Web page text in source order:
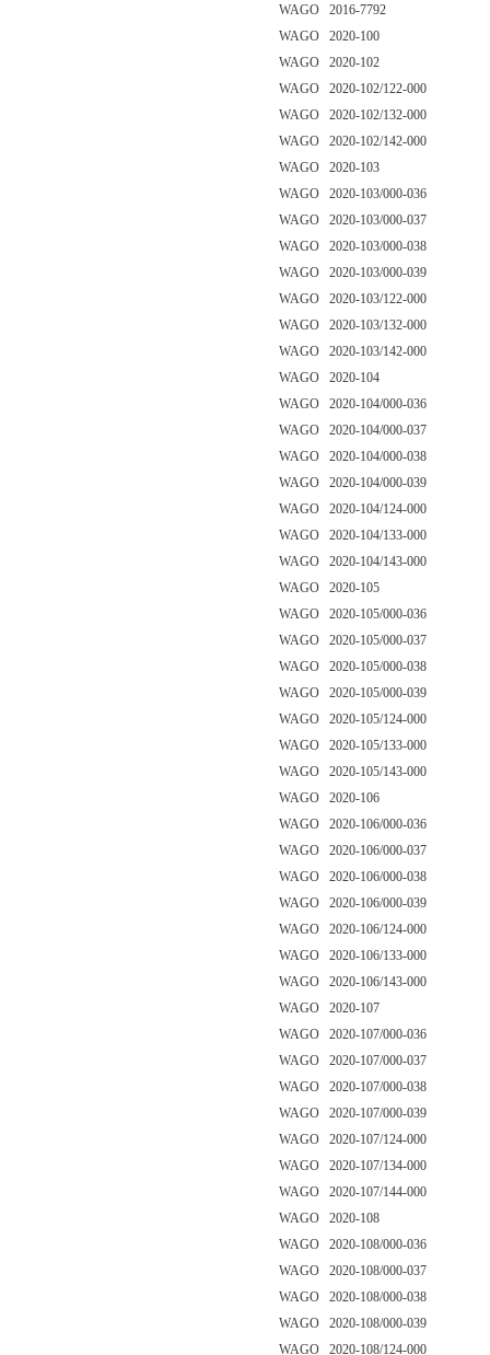
WAGO 2016-7792
WAGO 2020-100
WAGO 2020-102
WAGO 2020-102/122-000
WAGO 2020-102/132-000
WAGO 2020-102/142-000
WAGO 2020-103
WAGO 2020-103/000-036
WAGO 2020-103/000-037
WAGO 2020-103/000-038
WAGO 2020-103/000-039
WAGO 2020-103/122-000
WAGO 2020-103/132-000
WAGO 2020-103/142-000
WAGO 2020-104
WAGO 2020-104/000-036
WAGO 2020-104/000-037
WAGO 2020-104/000-038
WAGO 2020-104/000-039
WAGO 2020-104/124-000
WAGO 2020-104/133-000
WAGO 2020-104/143-000
WAGO 2020-105
WAGO 2020-105/000-036
WAGO 2020-105/000-037
WAGO 2020-105/000-038
WAGO 2020-105/000-039
WAGO 2020-105/124-000
WAGO 2020-105/133-000
WAGO 2020-105/143-000
WAGO 2020-106
WAGO 2020-106/000-036
WAGO 2020-106/000-037
WAGO 2020-106/000-038
WAGO 2020-106/000-039
WAGO 2020-106/124-000
WAGO 2020-106/133-000
WAGO 2020-106/143-000
WAGO 2020-107
WAGO 2020-107/000-036
WAGO 2020-107/000-037
WAGO 2020-107/000-038
WAGO 2020-107/000-039
WAGO 2020-107/124-000
WAGO 2020-107/134-000
WAGO 2020-107/144-000
WAGO 2020-108
WAGO 2020-108/000-036
WAGO 2020-108/000-037
WAGO 2020-108/000-038
WAGO 2020-108/000-039
WAGO 2020-108/124-000